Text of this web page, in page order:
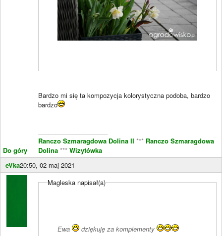
Do góry
Bardzo mi się ta kompozycja kolorystyczna podoba, bardzo
bardzo
Ranczo Szmaragdowa Dolina II *** Ranczo Szmaragdowa
Dolina *** Wizytówka
eVka20:50, 02 maj 2021
Magleska napisał(a)
Ewa
dziękuję za komplementy